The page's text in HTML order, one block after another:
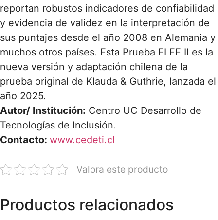
reportan robustos indicadores de confiabilidad
y evidencia de validez en la interpretación de
sus puntajes desde el año 2008 en Alemania y
muchos otros países. Esta Prueba ELFE II es la
nueva versión y adaptación chilena de la
prueba original de Klauda & Guthrie, lanzada el
año 2025.
Autor/ Institución: Centro UC Desarrollo de
Tecnologías de Inclusión.
Contacto: www.cedeti.cl
Valora este producto
Productos relacionados